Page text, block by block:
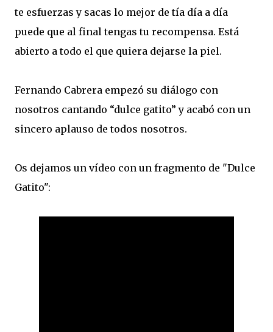
te esfuerzas y sacas lo mejor de tía día a día
puede que al final tengas tu recompensa. Está
abierto a todo el que quiera dejarse la piel.
Fernando Cabrera empezó su diálogo con
nosotros cantando “dulce gatito” y acabó con un
sincero aplauso de todos nosotros.
Os dejamos un vídeo con un fragmento de "Dulce
Gatito":